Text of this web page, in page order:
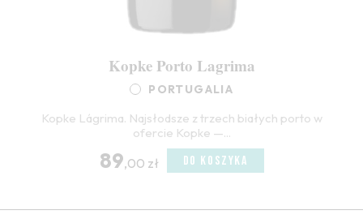
Kopke Porto Lagrima
PORTUGALIA
Kopke Lágrima. Najsłodsze z trzech białych porto w
ofercie Kopke —...
89,00 zł DO KOSZYKA